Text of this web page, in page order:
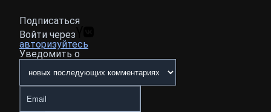
Подписаться
Войти через
авторизуйтесь
Уведомить о